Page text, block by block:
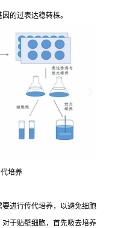
的过表达稳转株。
培养
要进行传代培养，以避免细胞
于贴壁细胞，首先吸去培养